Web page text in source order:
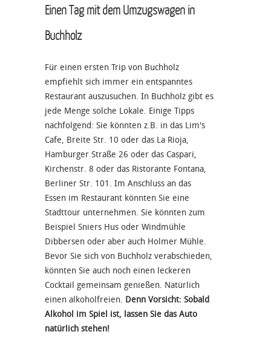
Einen Tag mit dem Umzugswagen in
Buchholz
Für einen ersten Trip von Buchholz
empfiehlt sich immer ein entspanntes
Restaurant auszusuchen. In Buchholz gibt es
jede Menge solche Lokale. Einige Tipps
nachfolgend: Sie könnten z.B. in das Lim's
Cafe, Breite Str. 10 oder das La Rioja,
Hamburger Straße 26 oder das Caspari,
Kirchenstr. 8 oder das Ristorante Fontana,
Berliner Str. 101. Im Anschluss an das
Essen im Restaurant könnten Sie eine
Stadttour unternehmen. Sie könnten zum
Beispiel Sniers Hus oder Windmühle
Dibbersen oder aber auch Holmer Mühle.
Bevor Sie sich von Buchholz verabschieden,
könnten Sie auch noch einen leckeren
Cocktail gemeinsam genießen. Natürlich
einen alkoholfreien. Denn Vorsicht: Sobald
Alkohol im Spiel ist, lassen Sie das Auto
natürlich stehen!